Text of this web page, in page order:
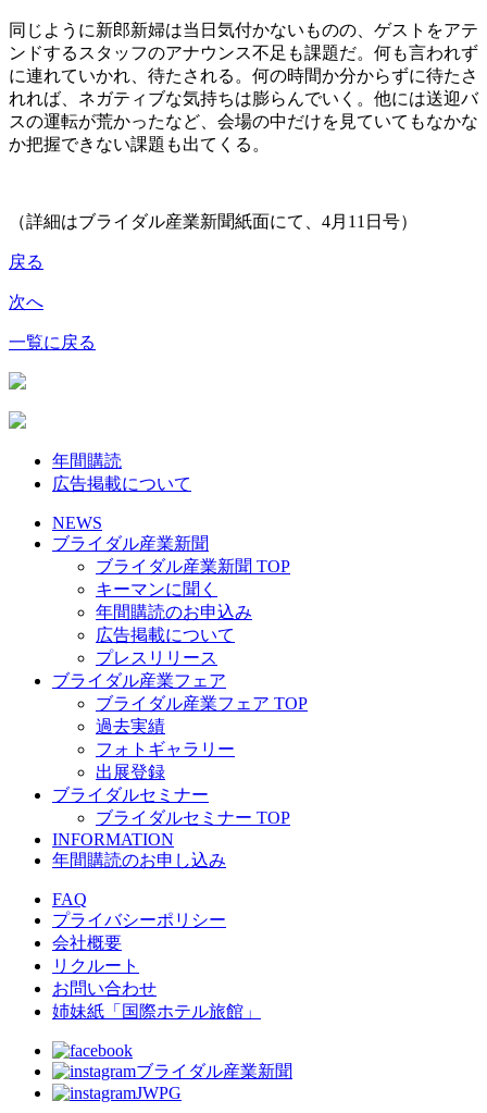
同じように新郎新婦は当日気付かないものの、ゲストをアテ
ンドするスタッフのアナウンス不足も課題だ。何も言われず
に連れていかれ、待たされる。何の時間か分からずに待たさ
れれば、ネガティブな気持ちは膨らんでいく。他には送迎バ
スの運転が荒かったなど、会場の中だけを見ていてもなかな
か把握できない課題も出てくる。
（詳細はブライダル産業新聞紙面にて、4月11日号）
戻る
次へ
一覧に戻る
年間購読
広告掲載について
NEWS
ブライダル産業新聞
ブライダル産業新聞 TOP
キーマンに聞く
年間購読のお申込み
広告掲載について
プレスリリース
ブライダル産業フェア
ブライダル産業フェア TOP
過去実績
フォトギャラリー
出展登録
ブライダルセミナー
ブライダルセミナー TOP
INFORMATION
年間購読のお申し込み
FAQ
プライバシーポリシー
会社概要
リクルート
お問い合わせ
姉妹紙「国際ホテル旅館」
ブライダル産業新聞
JWPG